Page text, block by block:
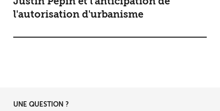
Justin Pépin et l'anticipation de
l'autorisation d'urbanisme
UNE QUESTION ?